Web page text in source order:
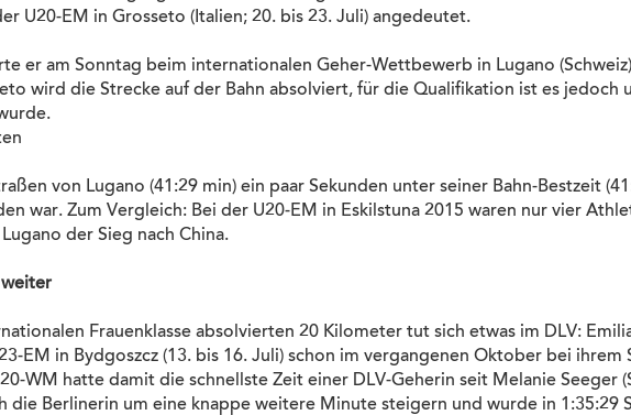
U20-EM in Grosseto (Italien; 20. bis 23. Juli) angedeutet.
er am Sonntag beim internationalen Geher-Wettbewerb in Lugano
wird die Strecke auf der Bahn absolviert, für die Qualifikation ist es
von Lugano (41:29 min) ein paar Sekunden unter seiner Bahn-Bestzeit
war. Zum Vergleich: Bei der U20-EM in Eskilstuna 2015 waren nur vier
der Sieg nach China.
weiter
Frauenklasse absolvierten 20 Kilometer tut sich etwas im DLV:
EM in Bydgoszcz (13. bis 16. Juli) schon im vergangenen Oktober bei ihrem
WM hatte damit die schnellste Zeit einer DLV-Geherin seit Melanie Seeger
die Berlinerin um eine knappe weitere Minute steigern und wurde in 1:35:29